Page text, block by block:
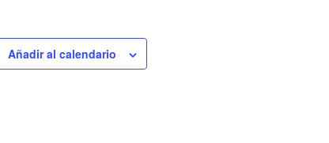
Añadir al calendario